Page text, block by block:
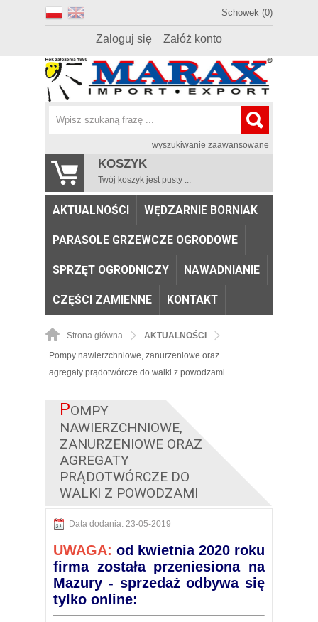
Schowek (0)
Zaloguj się Załóż konto
wyszukiwanie zaawansowane
KOSZYK
Twój koszyk jest pusty ...
AKTUALNOŚCI WĘDZARNIE BORNIAK
PARASOLE GRZEWCZE OGRODOWE
SPRZĘT OGRODNICZY NAWADNIANIE
CZĘŚCI ZAMIENNE KONTAKT
Strona główna
AKTUALNOŚCI
Pompy nawierzchniowe, zanurzeniowe oraz
agregaty prądotwórcze do walki z powodzami
POMPY
NAWIERZCHNIOWE,
ZANURZENIOWE ORAZ
AGREGATY
PRĄDOTWÓRCZE DO
WALKI Z POWODZAMI
Data dodania: 23-05-2019
UWAGA: od kwietnia 2020 roku
firma została przeniesiona na
Mazury - sprzedaż odbywa się
tylko online: